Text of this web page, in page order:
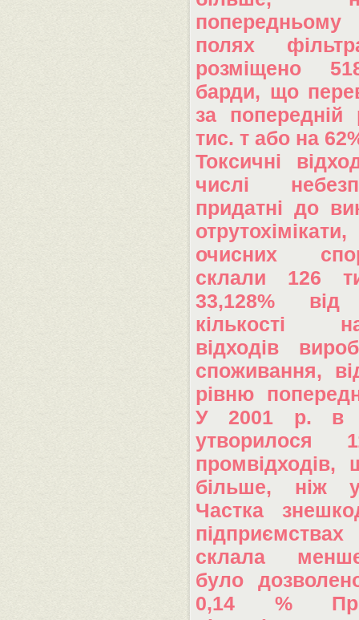
полях
розміщено
барди, що
за попередній
тис. т або на
Токсичні
числі
придатні до
очисних
склали 126
33,128% від
кількості
відходів
споживання,
рівню
У 2001 р. в
утворилося
більше, ніж
Частка
склала
було
0,14 %